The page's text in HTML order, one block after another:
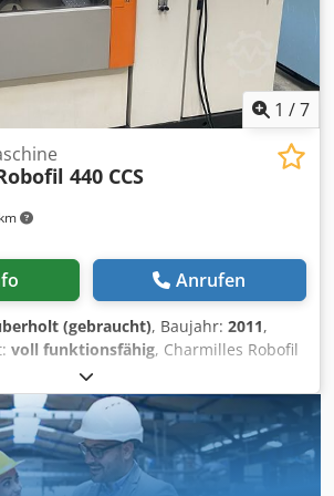
3.500 kg AUSSTATTUNG - Kühlaggregat
1 /7
440 CCS
Anrufen
(gebraucht), Baujahr: 2011,
voll funktionsfähig, Charmilles Robofil
Charmilles Millenium Steuerung
Z): 550 x 350 x 400 mm Verfahrwege (U
Max. Konikwinkel: +/- 30° bei 400 mm
Protection (ICP) auf allen 5
1200 x 700 x
Werkstückgewicht: 1500 kg